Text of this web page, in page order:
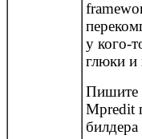
у кого-
глюки и
Пишите
Mpredit